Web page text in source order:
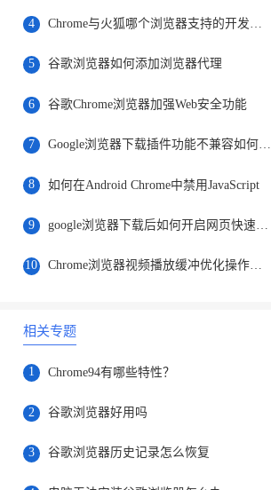
4
5 谷歌浏览器如何添加浏览器代理
6 谷歌Chrome浏览器加强Web安全功能
7 Google浏览器下载插件功能不兼容如何排查冲突
8 如何在Android Chrome中禁用JavaScript
9 google浏览器下载后如何开启网页快速收藏栏
10 Chrome浏览器视频播放缓冲优化操作高效经验
相关专题
1 Chrome94有哪些特性？
2 谷歌浏览器好用吗
3 谷歌浏览器历史记录怎么恢复